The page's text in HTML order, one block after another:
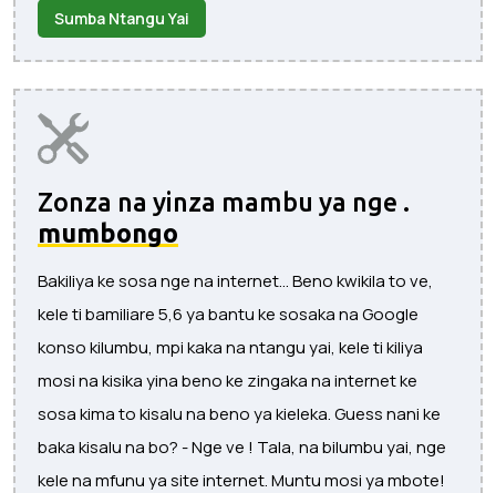
Sumba Ntangu Yai
Zonza na yinza mambu ya nge .
mumbongo
Bakiliya ke sosa nge na internet... Beno kwikila to ve,
kele ti bamiliare 5,6 ya bantu ke sosaka na Google
konso kilumbu, mpi kaka na ntangu yai, kele ti kiliya
mosi na kisika yina beno ke zingaka na internet ke
sosa kima to kisalu na beno ya kieleka. Guess nani ke
baka kisalu na bo? - Nge ve ! Tala, na bilumbu yai, nge
kele na mfunu ya site internet. Muntu mosi ya mbote!